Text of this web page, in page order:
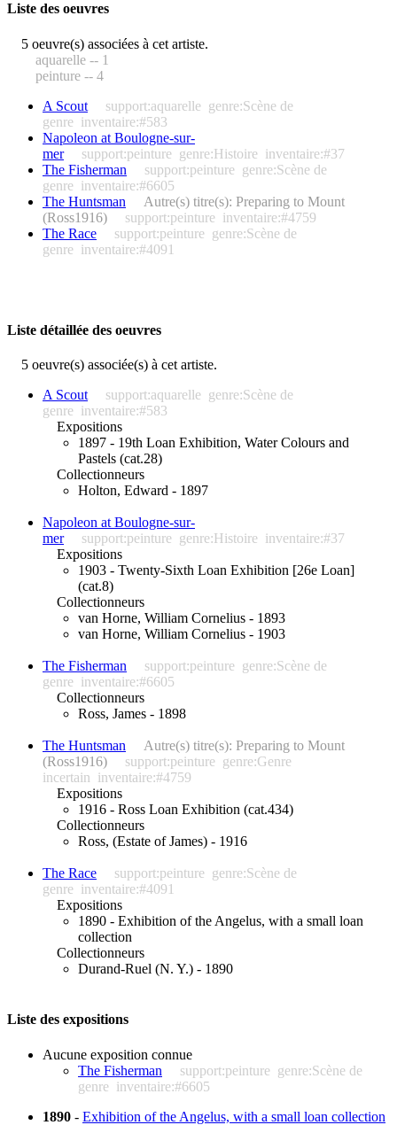
Liste des oeuvres
5 oeuvre(s) associées à cet artiste.
aquarelle -- 1
peinture -- 4
A Scout
support:aquarelle genre:Scène de
genre inventaire:#583
Napoleon at Boulogne-sur-
mer
support:peinture genre:Histoire inventaire:#37
The Fisherman
support:peinture genre:Scène de
genre inventaire:#6605
The Huntsman
Autre(s) titre(s): Preparing to Mount
(Ross1916)
support:peinture inventaire:#4759
The Race
support:peinture genre:Scène de
genre inventaire:#4091
Liste détaillée des oeuvres
5 oeuvre(s) associée(s) à cet artiste.
A Scout
support:aquarelle genre:Scène de
genre inventaire:#583
Expositions
1897 - 19th Loan Exhibition, Water Colours and
Pastels (cat.28)
Collectionneurs
Holton, Edward - 1897
Napoleon at Boulogne-sur-
mer
support:peinture genre:Histoire inventaire:#37
Expositions
1903 - Twenty-Sixth Loan Exhibition [26e Loan]
(cat.8)
Collectionneurs
van Horne, William Cornelius - 1893
van Horne, William Cornelius - 1903
The Fisherman support:peinture genre:Scène de
genre inventaire:#6605
Collectionneurs
Ross, James - 1898
The Huntsman
Autre(s) titre(s): Preparing to Mount
(Ross1916)
support:peinture genre:Genre
incertain inventaire:#4759
Expositions
1916 - Ross Loan Exhibition (cat.434)
Collectionneurs
Ross, (Estate of James) - 1916
The Race support:peinture genre:Scène de
genre inventaire:#4091
Expositions
1890 - Exhibition of the Angelus, with a small loan
collection
Collectionneurs
Durand-Ruel (N. Y.) - 1890
Liste des expositions
Aucune exposition connue
The Fisherman
support:peinture genre:Scène de
genre inventaire:#6605
1890 - Exhibition of the Angelus, with a small loan collection